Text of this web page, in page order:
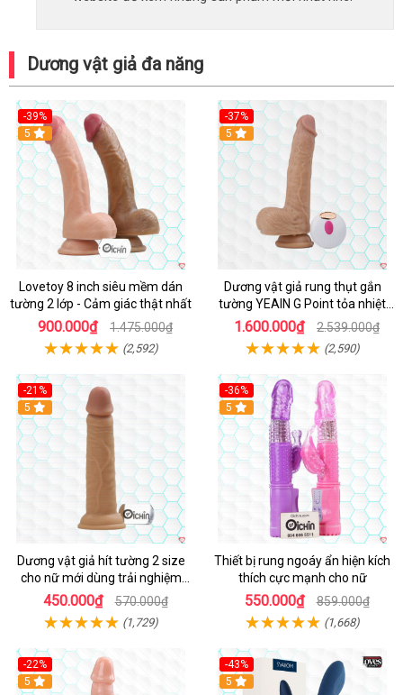
Dương vật giả đa năng
-39%
Hot
5
Lovetoy 8 inch siêu mềm dán
tường 2 lớp - Cảm giác thật nhất
900.000₫ 1.475.000₫
(2,592)
-37%
5
Dương vật giả rung thụt gắn
tường YEAIN G Point tỏa nhiệt
điều khiển từ xa
1.600.000₫ 2.539.000₫
(2,590)
-21%
Hot
5
Dương vật giả hít tường 2 size
cho nữ mới dùng trải nghiệm
thật
450.000₫ 570.000₫
(1,729)
-36%
Hot
5
Thiết bị rung ngoáy ẩn hiện kích
thích cực mạnh cho nữ
550.000₫ 859.000₫
(1,668)
-22%
Hot
5
-43%
Hot
5